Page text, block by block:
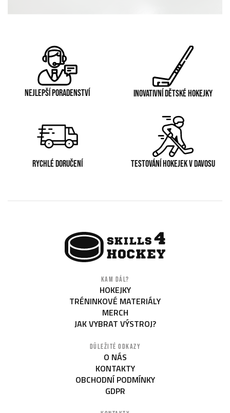
NEJLEPŠÍ PORADENSTVÍ INOVATIVNÍ DĚTSKÉ HOKEJKY
RYCHLÉ DORUČENÍ TESTOVÁNÍ HOKEJEK V DAVOSU
KAM DÁL?
HOKEJKY
TRÉNINKOVÉ MATERIÁLY
MERCH
JAK VYBRAT VÝSTROJ?
DŮLEŽITÉ ODKAZY
O NÁS
KONTAKTY
OBCHODNÍ PODMÍNKY
GDPR